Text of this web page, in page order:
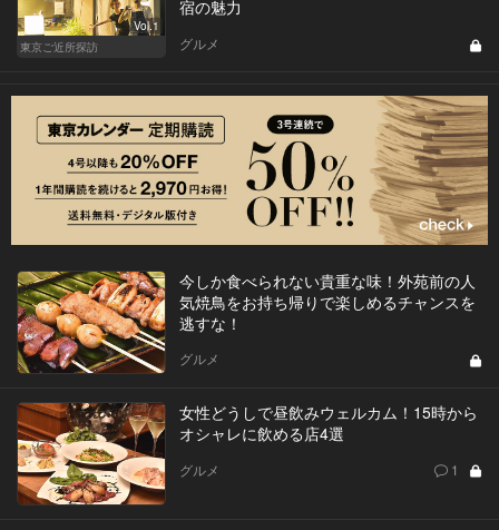
Vol.1
東京ご近所探訪
宿の魅力
グルメ
今しか食べられない貴重な味！外苑前の人
気焼鳥をお持ち帰りで楽しめるチャンスを
逃すな！
グルメ
女性どうしで昼飲みウェルカム！15時から
オシャレに飲める店4選
グルメ 1